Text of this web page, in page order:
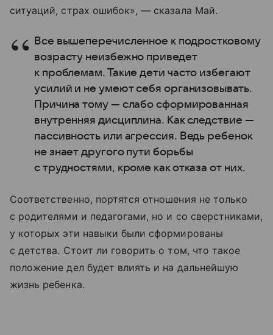
ситуаций, страх ошибок», — сказала Май.
Все вышеперечисленное к подростковому
возрасту неизбежно приведет
к проблемам. Такие дети часто избегают
усилий и не умеют себя организовывать.
Причина тому — слабо сформированная
внутренняя дисциплина. Как следствие —
пассивность или агрессия. Ведь ребенок
не знает другого пути борьбы
с трудностями, кроме как отказа от них.
Соответственно, портятся отношения не только
с родителями и педагогами, но и со сверстниками,
у которых эти навыки были сформированы
с детства. Стоит ли говорить о том, что такое
положение дел будет влиять и на дальнейшую
жизнь ребенка.